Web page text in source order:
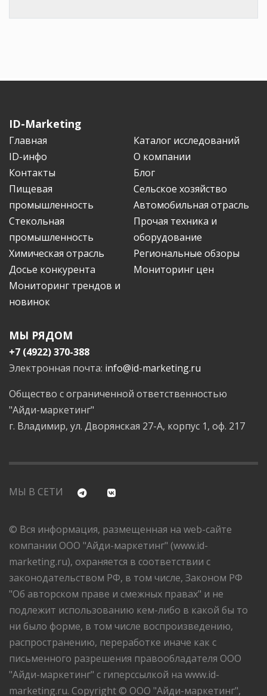
ID-Marketing
Главная
Каталог исследований
ID-инфо
О компании
Контакты
Блог
Пищевая
промышленность
Сельское хозяйство
Автомобильная отрасль
Стекольная
промышленность
Прочая техника и
оборудование
Химическая отрасль
Региональные обзоры
Досье конкурента
Мониторинг цен
Мониторинг трендов и
новинок
МЫ РЯДОМ
+7 (4922) 370-388
Электронная почта: info@id-marketing.ru
Общество с ограниченной ответственностью
"Айди-маркетинг"
г. Владимир, ул. Дворянская 27-А, корпус 1, оф. 217
МЫ В СЕТИ
© Вся информация, размещенная на web-сайте
компании ООО "Айди-маркетинг" (www.id-
marketing.ru), охраняется в соответствии с
законодательством РФ, в том числе, Законом РФ
"Об авторском праве и смежных правах" и не
подлежит использованию кем-либо в какой бы то
ни было форме, в том числе воспроизведению,
распространению, переработке иначе как с
письменного разрешения правообладателя ООО
"Айди-маркетинг" с гиперссылкой на www.id-
marketing.ru. Copyright © ООО "Айди-маркетинг",